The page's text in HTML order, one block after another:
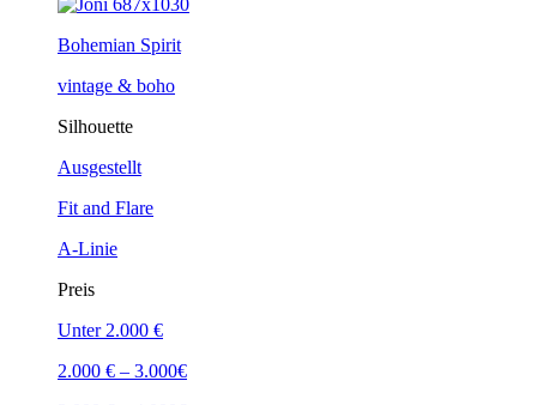
Bohemian Spirit
vintage & boho
Silhouette
Ausgestellt
Fit and Flare
A-Linie
Preis
Unter 2.000 €
2.000 € – 3.000€